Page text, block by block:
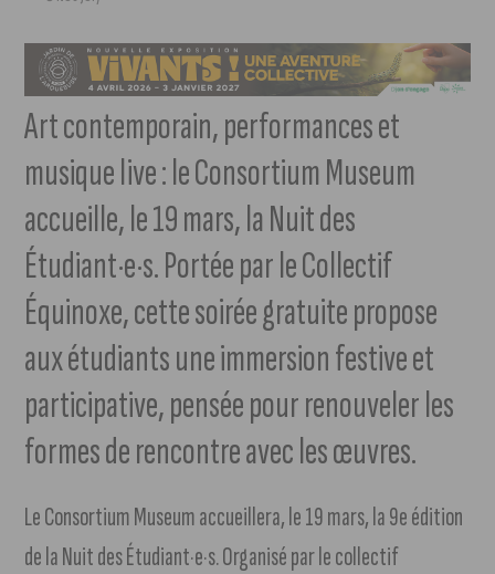
Art contemporain, performances et
musique live : le Consortium Museum
accueille, le 19 mars, la Nuit des
Étudiant·e·s. Portée par le Collectif
Équinoxe, cette soirée gratuite propose
aux étudiants une immersion festive et
participative, pensée pour renouveler les
formes de rencontre avec les œuvres.
Le Consortium Museum accueillera, le 19 mars, la 9e édition
de la Nuit des Étudiant·e·s. Organisé par le collectif